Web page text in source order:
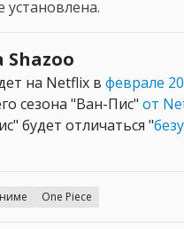
на Netflix в феврале
сезона "Ван-Пис" от
будет отличаться "
One Piece